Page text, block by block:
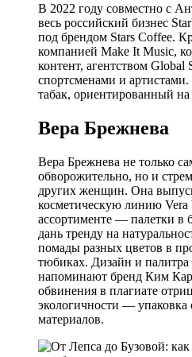
В 2022 году совместно с
весь российский бизнес
под брендом Stars Coffee.
компанией Make It Music,
контент, агентством
спортсменами и
табак, ориентированный на
Вера Брежнева
Вера Брежнева не только
обворожительно, но и
других женщин. Она
косметическую линию Vera
ассортименте — палетки в
дань тренду на
помады разных цветов в
тюбиках. Дизайн и палитра
напоминают бренд Ким
обвинения в плагиате
экологичности — упаковка
материалов.